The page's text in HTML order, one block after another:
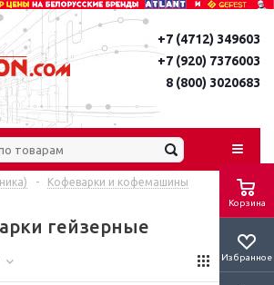
Корзина
Избранное
+7 (4712) 349603
+7 (920) 7376003
8 (800) 3020683
- Кофеварки и кофемашины
гейзерные